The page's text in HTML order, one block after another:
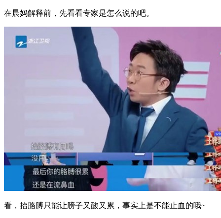
在晨妈解释前，先看看专家是怎么说的吧。
看，抬胳膊只能让膀子又酸又累，事实上是不能止血的哦~